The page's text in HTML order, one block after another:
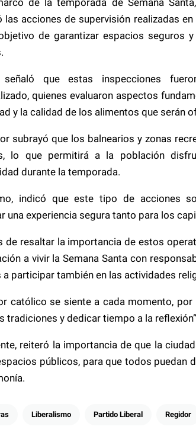
las acciones de supervisión realizadas
de garantizar espacios seguros
señaló que estas inspecciones
quienes evaluaron aspectos
y la calidad de los alimentos que serán
subrayó que los balnearios y zonas
lo que permitirá a la población
durante la temporada.
indicó que este tipo de acciones
una experiencia segura tanto para los
de resaltar la importancia de estos
a vivir la Semana Santa con
a participar también en las actividades
católico se siente a cada momento,
tradiciones y dedicar tiempo a la
reiteró la importancia de que la
públicos, para que todos puedan
Liberalismo Partido Liberal Regidor